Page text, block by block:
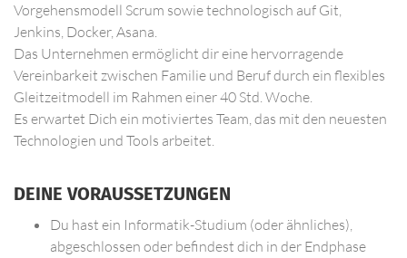
Vorgehensmodell Scrum sowie technologisch auf Git,
Jenkins, Docker, Asana.
Das Unternehmen ermöglicht dir eine hervorragende
Vereinbarkeit zwischen Familie und Beruf durch ein flexibles
Gleitzeitmodell im Rahmen einer 40 Std. Woche.
Es erwartet Dich ein motiviertes Team, das mit den neuesten
Technologien und Tools arbeitet.
DEINE VORAUSSETZUNGEN
Du hast ein Informatik-Studium (oder ähnliches),
abgeschlossen oder befindest dich in der Endphase